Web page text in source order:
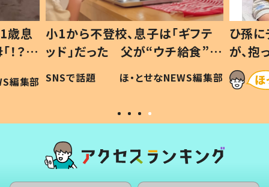
登校、息子は「ギフテ
った 父が“ウチ給食”を
る理由とは #令和の親
子
ほ・とせなNEWS編集部
ひ孫にデレデレな80
が、抱っこすると…ひ
「涙が出ました」「可愛
い」
ほ・とせな